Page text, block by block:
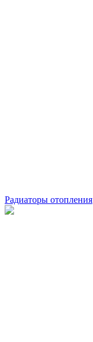
Радиаторы отопления